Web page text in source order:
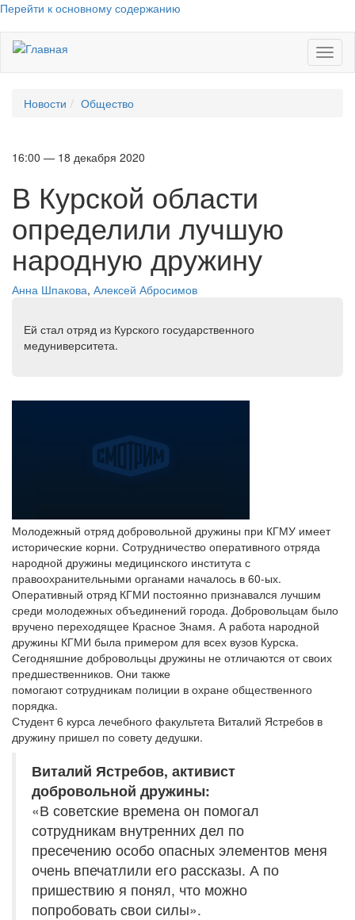
Перейти к основному содержанию
Новости Общество
16:00 — 18 декабря 2020
В Курской области
определили лучшую
народную дружину
Анна Шпакова, Алексей Абросимов
Ей стал отряд из Курского государственного
медуниверситета.
Молодежный отряд добровольной дружины при КГМУ имеет
исторические корни. Сотрудничество оперативного отряда
народной дружины медицинского института с
правоохранительными органами началось в 60-ых.
Оперативный отряд КГМИ постоянно признавался лучшим
среди молодежных объединений города. Добровольцам было
вручено переходящее Красное Знамя. А работа народной
дружины КГМИ была примером для всех вузов Курска.
Сегодняшние добровольцы дружины не отличаются от своих
предшественников. Они также
помогают сотрудникам полиции в охране общественного
порядка.
Студент 6 курса лечебного факультета Виталий Ястребов в
дружину пришел по совету дедушки.
Виталий Ястребов, активист
добровольной дружины:
«В советские времена он помогал
сотрудникам внутренних дел по
пресечению особо опасных элементов меня
очень впечатлили его рассказы. А по
пришествию я понял, что можно
попробовать свои силы».